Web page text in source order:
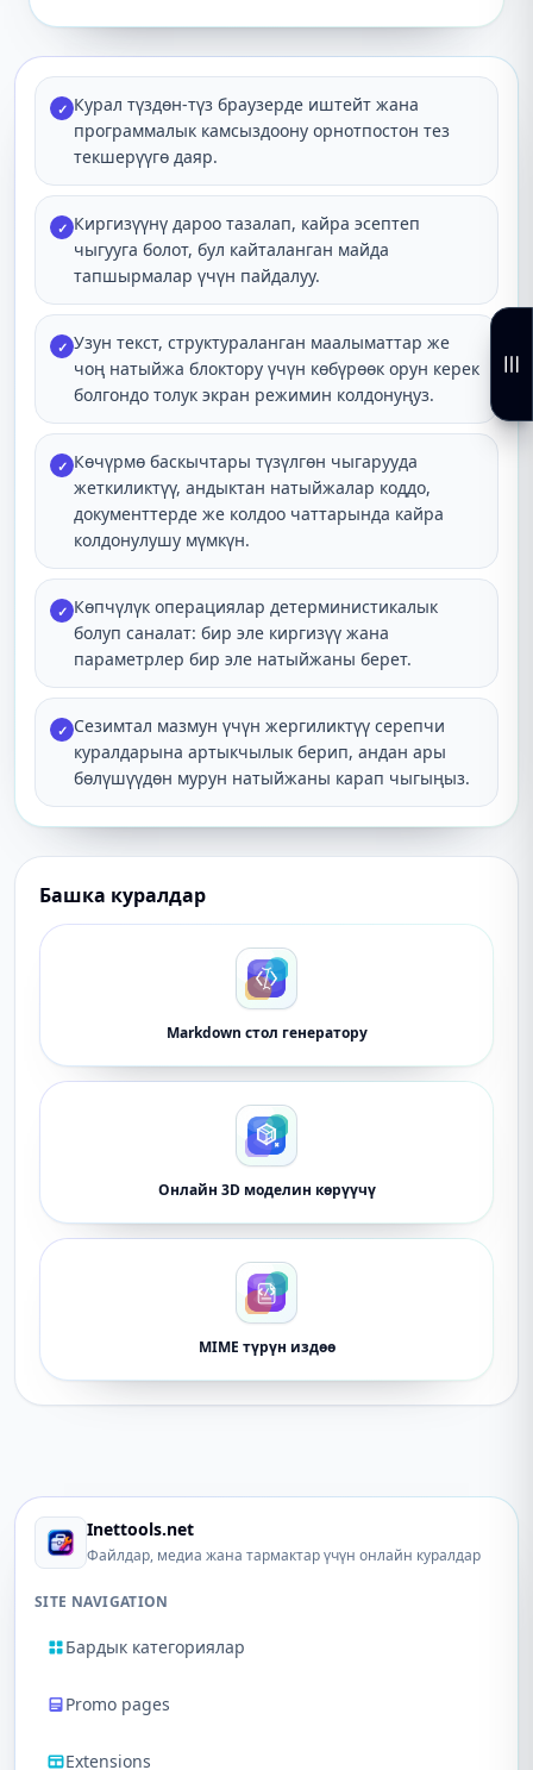
✓ Курал түздөн-түз браузерде иштейт жана
программалык камсыздоону орнотпостон тез
текшерүүгө даяр.
✓ Киргизүүнү дароо тазалап, кайра эсептеп
чыгууга болот, бул кайталанган майда
тапшырмалар үчүн пайдалуу.
✓ Узун текст, структураланган маалыматтар же
чоң натыйжа блоктору үчүн көбүрөөк орун керек
болгондо толук экран режимин колдонуңуз.
✓ Көчүрмө баскычтары түзүлгөн чыгарууда
жеткиликтүү, андыктан натыйжалар коддо,
документтерде же колдоо чаттарында кайра
колдонулушу мүмкүн.
✓ Көпчүлүк операциялар детерминистикалык
болуп саналат: бир эле киргизүү жана
параметрлер бир эле натыйжаны берет.
✓ Сезимтал мазмун үчүн жергиликтүү серепчи
куралдарына артыкчылык берип, андан ары
бөлүшүүдөн мурун натыйжаны карап чыгыңыз.
Башка куралдар
Markdown стол генератору
Онлайн 3D моделин көрүүчү
MIME түрүн издөө
Inettools.net
Файлдар, медиа жана тармактар ​​үчүн онлайн куралдар
SITE NAVIGATION
Бардык категориялар
Promo pages
Extensions